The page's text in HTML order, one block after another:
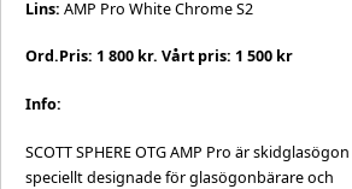
Lins: AMP Pro White Chrome S2
Ord.Pris: 1 800 kr. Vårt pris: 1 500 kr
Info:
SCOTT SPHERE OTG AMP Pro är skidglasögon
speciellt designade för glasögonbärare och